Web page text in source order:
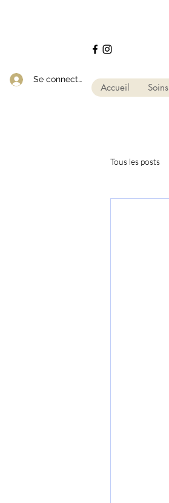
Se connecter
Accueil Soins
Tous les posts